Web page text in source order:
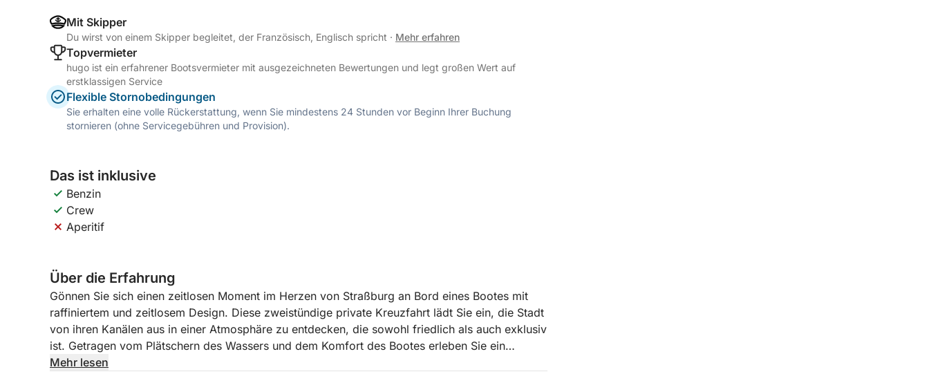
Mit Skipper
Du wirst von einem Skipper begleitet, der Französisch, Englisch spricht · Mehr erfahren
Topvermieter
hugo ist ein erfahrener Bootsvermieter mit ausgezeichneten Bewertungen und legt großen Wert auf
erstklassigen Service
Flexible Stornobedingungen
Sie erhalten eine volle Rückerstattung, wenn Sie mindestens 24 Stunden vor Beginn Ihrer Buchung
stornieren (ohne Servicegebühren und Provision).
Das ist inklusive
Benzin
Crew
Aperitif
Über die Erfahrung
Gönnen Sie sich einen zeitlosen Moment im Herzen von Straßburg an Bord eines Bootes mit
raffiniertem und zeitlosem Design. Diese zweistündige private Kreuzfahrt lädt Sie ein, die Stadt
von ihren Kanälen aus in einer Atmosphäre zu entdecken, die sowohl friedlich als auch exklusiv
ist. Getragen vom Plätschern des Wassers und dem Komfort des Bootes erleben Sie ein
unvergessliches Zwischenspiel zwischen Tradition, Eleganz und Intimität.
Mehr lesen